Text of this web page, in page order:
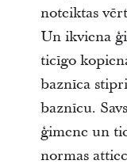
noteiktas
Un ikviena
ticīgo
baznīca
baznīcu.
ģimene un
normas